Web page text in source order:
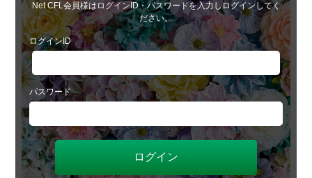
Net CFL会員様はログインID・パスワードを入力しログインしてく
ださい。
ログインID
パスワード